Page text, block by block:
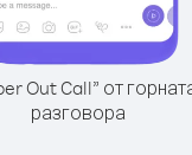
Out Call” от
разговора